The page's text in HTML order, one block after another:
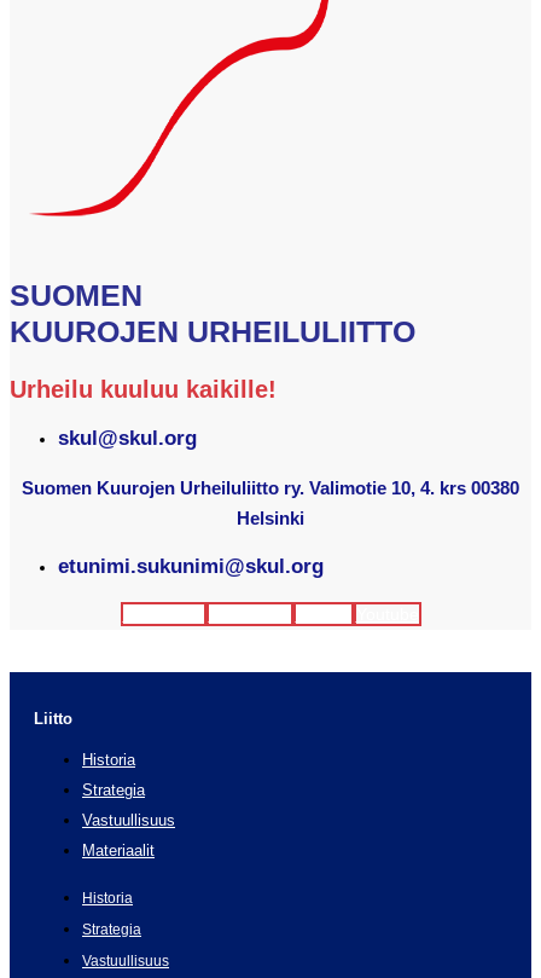
SUOMEN
KUUROJEN URHEILULIITTO
Urheilu kuuluu kaikille!
skul@skul.org
Suomen Kuurojen Urheiluliitto ry. Valimotie 10, 4. krs 00380
Helsinki
etunimi.sukunimi@skul.org
Liitto
Historia
Strategia
Vastuullisuus
Materiaalit
Historia
Strategia
Vastuullisuus